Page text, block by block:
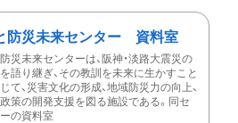
防災未来センター 資料室
災未来センターは、阪神・淡路大震災の
語り継ぎ、その教訓を未来に生かすこと
て、災害文化の形成、地域防災力の向上、
策の開発支援を図る施設である。同セ
の資料室